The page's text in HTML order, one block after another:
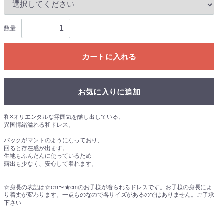
数量
カートに入れる
お気に入りに追加
和×オリエンタルな雰囲気を醸し出している、
異国情緒溢れる和ドレス。
バックがマントのようになっており、
回ると存在感が出ます。
生地もふんだんに使っているため
露出も少なく、安心して着れます。
☆身長の表記は☆cm〜★cmのお子様が着られるドレスです。お子様の身長によ
り着丈が変わります。一点ものなので各サイズがあるのではありません。ご了承
下さい